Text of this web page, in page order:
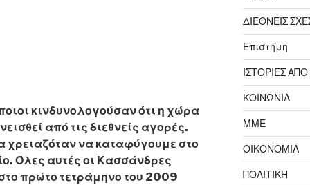
κινδυνολογούσαν ότι η χώρα
από τις διεθνείς αγορές.
χρειαζόταν να καταφύγουμε στο
Όλες αυτές οι Κασσάνδρες
πρώτο τετράμηνο του 2009
ΔΙΕΘΝΕΙΣ
Επιστήμη
ΙΣΤΟΡΙΕΣ
ΚΟΙΝΩΝΙΑ
ΜΜΕ
ΟΙΚΟΝΟΜΙΑ
ΠΟΛΙΤΙΚΗ